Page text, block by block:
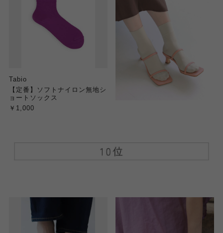
Tabio
【定番】ソフトナイロン無地シ
ョートソックス
￥1,000